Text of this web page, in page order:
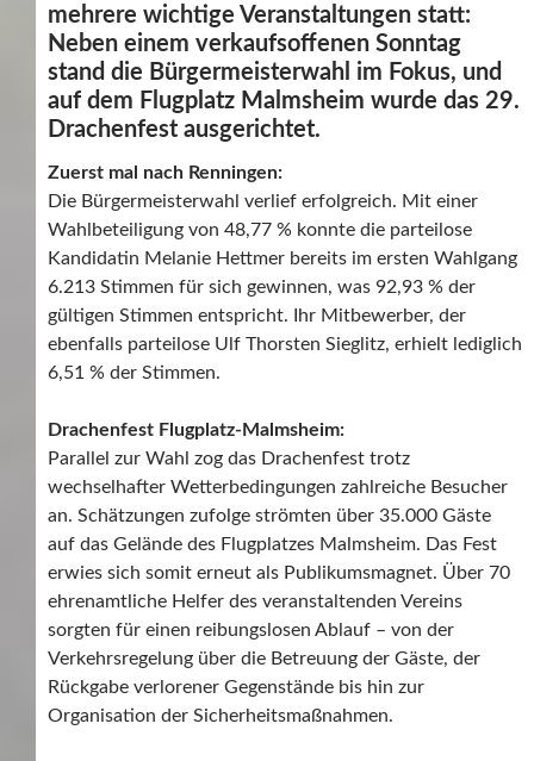
mehrere wichtige Veranstaltungen statt:
Neben einem verkaufsoffenen Sonntag
stand die Bürgermeisterwahl im Fokus, und
auf dem Flugplatz Malmsheim wurde das 29.
Drachenfest ausgerichtet.
Zuerst mal nach Renningen:
Die Bürgermeisterwahl verlief erfolgreich. Mit einer
Wahlbeteiligung von 48,77 % konnte die parteilose
Kandidatin Melanie Hettmer bereits im ersten Wahlgang
6.213 Stimmen für sich gewinnen, was 92,93 % der
gültigen Stimmen entspricht. Ihr Mitbewerber, der
ebenfalls parteilose Ulf Thorsten Sieglitz, erhielt lediglich
6,51 % der Stimmen.
Drachenfest Flugplatz-Malmsheim:
Parallel zur Wahl zog das Drachenfest trotz
wechselhafter Wetterbedingungen zahlreiche Besucher
an. Schätzungen zufolge strömten über 35.000 Gäste
auf das Gelände des Flugplatzes Malmsheim. Das Fest
erwies sich somit erneut als Publikumsmagnet. Über 70
ehrenamtliche Helfer des veranstaltenden Vereins
sorgten für einen reibungslosen Ablauf – von der
Verkehrsregelung über die Betreuung der Gäste, der
Rückgabe verlorener Gegenstände bis hin zur
Organisation der Sicherheitsmaßnahmen.